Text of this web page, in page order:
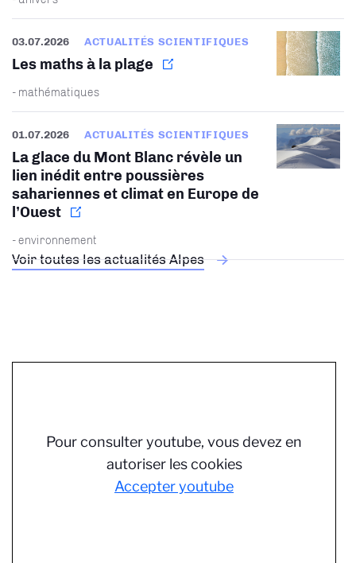
Voir toutes les actualités Alpes
03.07.2026 ACTUALITÉS SCIENTIFIQUES
Les maths à la plage
- mathématiques
01.07.2026 ACTUALITÉS SCIENTIFIQUES
La glace du Mont Blanc révèle un
lien inédit entre poussières
sahariennes et climat en Europe de
l’Ouest
- environnement
Pour consulter youtube, vous devez en
autoriser les cookies
Accepter youtube